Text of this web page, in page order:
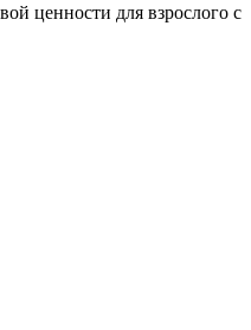
ценности для взрослого с